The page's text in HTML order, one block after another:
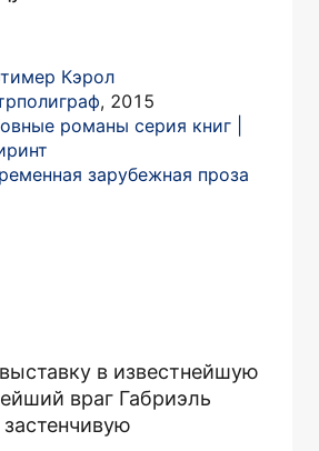
Кэрол
, 2015
романы серия книг |
зарубежная проза
в известнейшую
враг Габриэль